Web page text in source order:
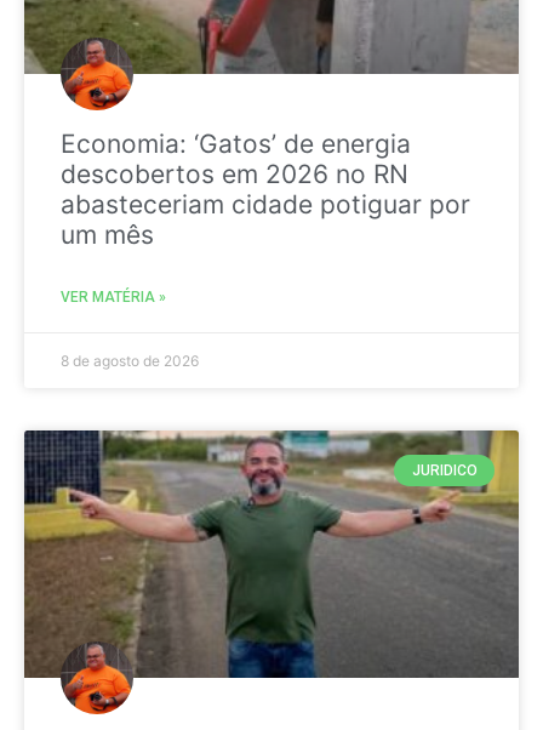
Economia: ‘Gatos’ de energia
descobertos em 2026 no RN
abasteceriam cidade potiguar por
um mês
VER MATÉRIA »
8 de agosto de 2026
JURIDICO